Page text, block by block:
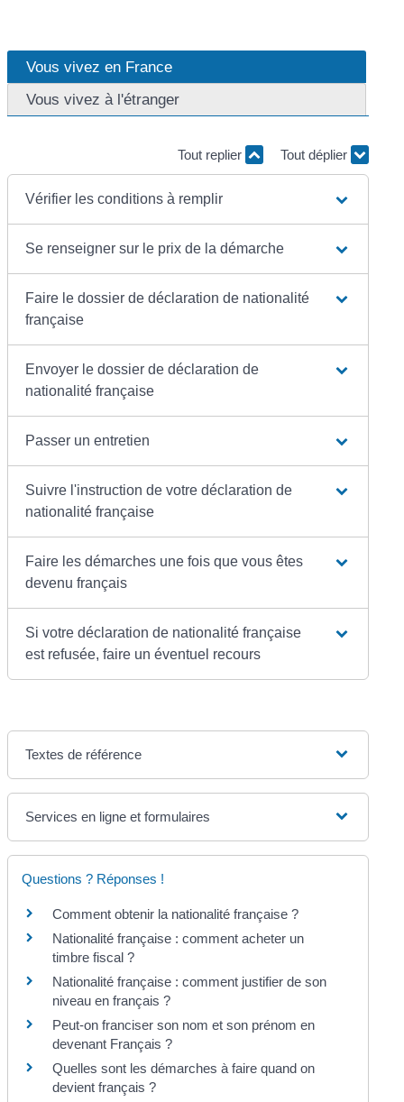
Vous vivez en France
Vous vivez à l'étranger
Tout replier Tout déplier
Vérifier les conditions à remplir
Se renseigner sur le prix de la démarche
Faire le dossier de déclaration de nationalité
française
Envoyer le dossier de déclaration de
nationalité française
Passer un entretien
Suivre l'instruction de votre déclaration de
nationalité française
Faire les démarches une fois que vous êtes
devenu français
Si votre déclaration de nationalité française
est refusée, faire un éventuel recours
Textes de référence
Services en ligne et formulaires
Questions ? Réponses !
Comment obtenir la nationalité française ?
Nationalité française : comment acheter un
timbre fiscal ?
Nationalité française : comment justifier de son
niveau en français ?
Peut-on franciser son nom et son prénom en
devenant Français ?
Quelles sont les démarches à faire quand on
devient français ?